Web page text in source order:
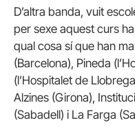
D’altra banda, vuit
per sexe aquest curs
qual cosa sí que han
(Barcelona), Pineda
(l’Hospitalet de
Alzines (Girona),
(Sabadell) i La Farga